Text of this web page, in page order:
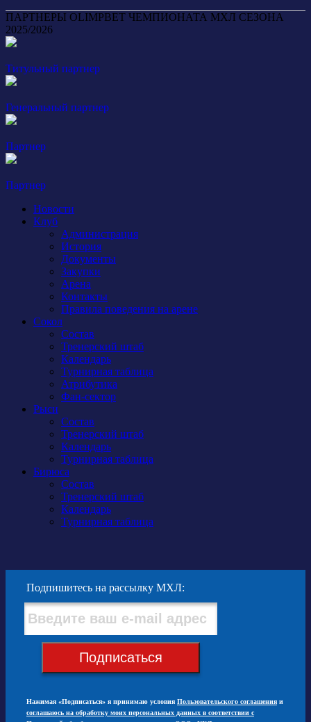
ПАРТНЕРЫ OLIMPBET ЧЕМПИОНАТА МХЛ СЕЗОНА
2025/2026
Титульный партнер
Генеральный партнер
Партнер
Партнер
Новости
Клуб
Администрация
История
Документы
Закупки
Арена
Контакты
Правила поведения на арене
Сокол
Состав
Тренерский штаб
Календарь
Турнирная таблица
Атрибутика
Фан-сектор
Рыси
Состав
Тренерский штаб
Календарь
Турнирная таблица
Бирюса
Состав
Тренерский штаб
Календарь
Турнирная таблица
Подпишитесь на рассылку МХЛ:
Подписаться
Нажимая «Подписаться» я принимаю условия Пользовательского соглашения и
соглашаюсь на обработку моих персональных данных в соответствии с